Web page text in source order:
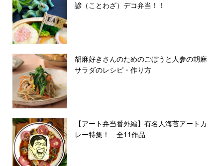
諺（ことわざ）デコ弁当！！
胡麻好きさんのためのごぼうと人参の胡麻
サラダのレシピ・作り方
【アート弁当番外編】有名人海苔アートカ
レー特集！ 全11作品